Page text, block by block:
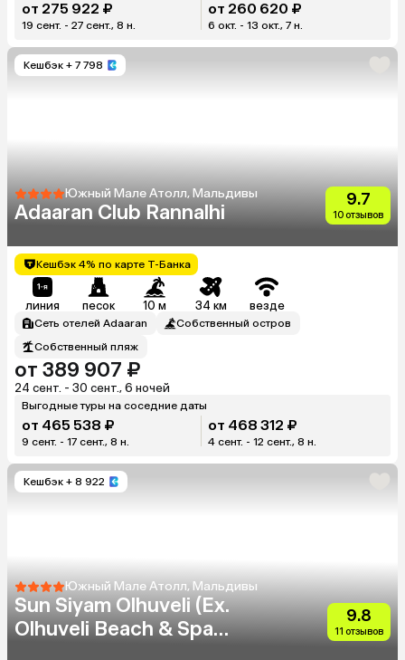
от 275 922 ₽
19 сент. - 27 сент., 8 н.
от 260 620 ₽
6 окт. - 13 окт., 7 н.
Кешбэк + 7 798
Южный Мале Атолл, Мальдивы
Adaaran Club Rannalhi
9.7
10 отзывов
Кешбэк 4% по карте Т-Банка
линия песок 10 м 34 км везде
Сеть отелей Adaaran
Собственный остров
Собственный пляж
от 389 907 ₽
24 сент. - 30 сент., 6 ночей
Выгодные туры на соседние даты
от 465 538 ₽
9 сент. - 17 сент., 8 н.
от 468 312 ₽
4 сент. - 12 сент., 8 н.
Кешбэк + 8 922
Южный Мале Атолл, Мальдивы
Sun Siyam Olhuveli (Ex.
Olhuveli Beach & Spa
9.8
11 отзывов